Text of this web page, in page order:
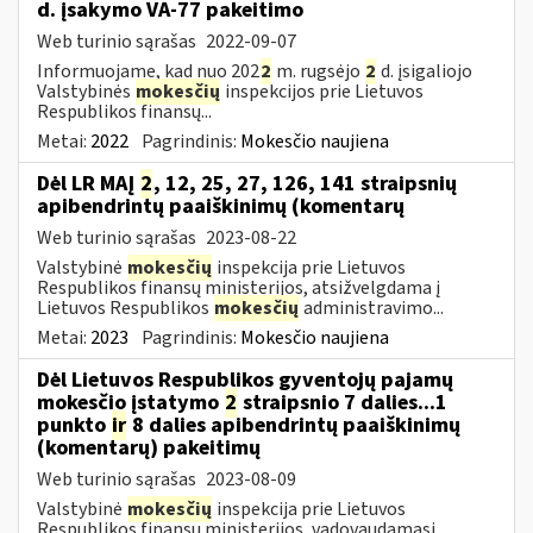
d. įsakymo VA-77 pakeitimo
Web turinio sąrašas 2022-09-07
Informuojame, kad nuo 2022 m. rugsėjo 2 d. įsigaliojo
Valstybinės mokesčių inspekcijos prie Lietuvos
Respublikos finansų...
Metai: 2022 Pagrindinis: Mokesčio naujiena
Dėl LR MAĮ 2, 12, 25, 27, 126, 141 straipsnių
apibendrintų paaiškinimų (komentarų
Web turinio sąrašas 2023-08-22
Valstybinė mokesčių inspekcija prie Lietuvos
Respublikos finansų ministerijos, atsižvelgdama į
Lietuvos Respublikos mokesčių administravimo...
Metai: 2023 Pagrindinis: Mokesčio naujiena
Dėl Lietuvos Respublikos gyventojų pajamų
mokesčio įstatymo 2 straipsnio 7 dalies...1
punkto ir 8 dalies apibendrintų paaiškinimų
(komentarų) pakeitimų
Web turinio sąrašas 2023-08-09
Valstybinė mokesčių inspekcija prie Lietuvos